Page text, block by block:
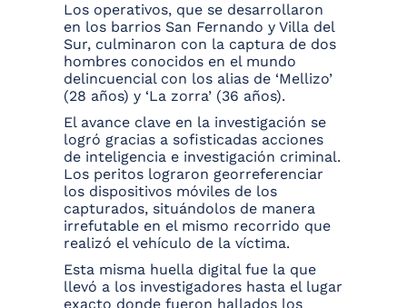
Los operativos, que se desarrollaron
en los barrios San Fernando y Villa del
Sur, culminaron con la captura de dos
hombres conocidos en el mundo
delincuencial con los alias de ‘Mellizo’
(28 años) y ‘La zorra’ (36 años).
El avance clave en la investigación se
logró gracias a sofisticadas acciones
de inteligencia e investigación criminal.
Los peritos lograron georreferenciar
los dispositivos móviles de los
capturados, situándolos de manera
irrefutable en el mismo recorrido que
realizó el vehículo de la víctima.
Esta misma huella digital fue la que
llevó a los investigadores hasta el lugar
exacto donde fueron hallados los